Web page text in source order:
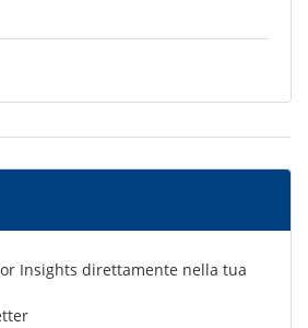
Insights direttamente nella tua